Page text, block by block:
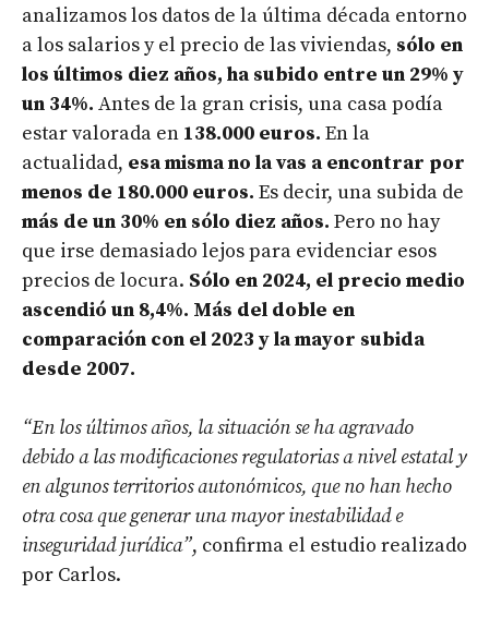
analizamos los datos de la última década entorno
a los salarios y el precio de las viviendas, sólo en
los últimos diez años, ha subido entre un 29% y
un 34%. Antes de la gran crisis, una casa podía
estar valorada en 138.000 euros. En la
actualidad, esa misma no la vas a encontrar por
menos de 180.000 euros. Es decir, una subida de
más de un 30% en sólo diez años. Pero no hay
que irse demasiado lejos para evidenciar esos
precios de locura. Sólo en 2024, el precio medio
ascendió un 8,4%. Más del doble en
comparación con el 2023 y la mayor subida
desde 2007.
“En los últimos años, la situación se ha agravado
debido a las modificaciones regulatorias a nivel estatal y
en algunos territorios autonómicos, que no han hecho
otra cosa que generar una mayor inestabilidad e
inseguridad jurídica”, confirma el estudio realizado
por Carlos.